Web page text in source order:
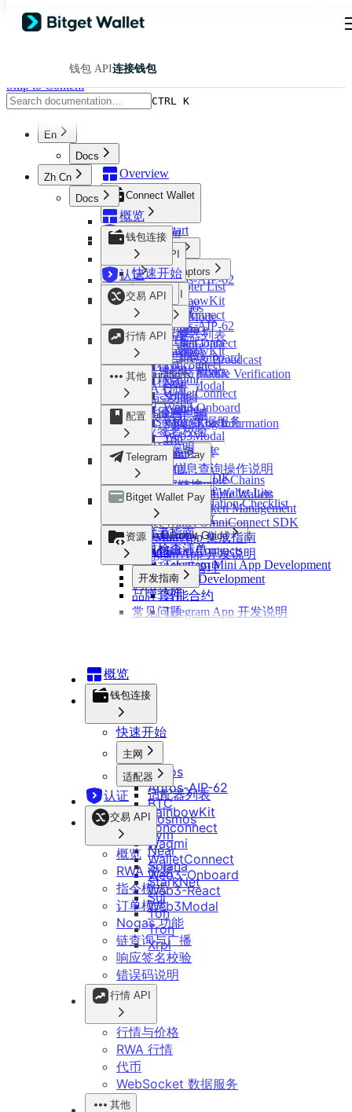
钱包 API连接钱包
Skip to Content
CTRL K
En
Docs
Overview
Connect Wallet
Quick Start
Mainnets
Aptos
Aptos-AIP-62
BTC
Cosmos
Evm
Near
Solana
StarkNet
Sui
Ton
Tron
Xrpl
Wallet Adaptors
Adapter List
RainbowKit
TonConnect
Wagmi
WalletConnect
Web3-Onboard
Web3-React
Web3Modal
Certification
Trading API
Overview
RWA Trading
Instruction Mode
Order Mode
Nogas Feature
Chain Query & Broadcast
Response Signature Verification
Error Codes
Markets API
Market & Price
RWA Market Data
Token
WebSocket Service
Resources
Change Logs
Configurations
Chain Config
Cross-Chain Log Information
Deeplink
Developer Tools
Link Parameters
Managing Multiple Chains
Connecting Multiple Wallets
Mainnet and Token Management
Invoke Transfer
Telegram
Bitget Wallet Lite
OmniConnect
OmniConnect SDK
Ton Mini App
Ton Web App
Bitget Wallet Pay
Developer Guide
Integration Validation Checklist
Resources
Development Guide
Smart Contracts
Telegram Mini App Development
DApp Development
Brand Kit
FAQ
Zh Cn
Docs
概览
钱包连接
快速开始
主网
Aptos
Aptos-AIP-62
BTC
Cosmos
Evm
Near
Solana
StarkNet
Sui
Ton
Tron
Xrpl
适配器
适配器列表
RainbowKit
Tonconnect
Wagmi
WalletConnect
Web3-Onboard
Web3-React
Web3Modal
认证
交易 API
概览
RWA 交易
指令模式
订单模式
Nogas 功能
链查询与广播
响应签名校验
错误码说明
行情 API
行情与价格
RWA 行情
代币
WebSocket 数据服务
其他
更新日志
配置
链配置信息
跨链log信息查询操作说明
Bitget 深链接
开发工具
Bitget 链接参数
多链 DApp
多钱包
主网和代币管理
调用转账
Telegram
继续集成 Bitget Wallet Lite
OmniConnect
Bitget Wallet OmniConnect SDK
Ton Mini App 集成指南
Telegram App 开发说明
Bitget Wallet Pay
开发者指南
集成检查清单
资源
开发指南
智能合约
Telegram App 开发说明
品牌套件
常见问题
概览
钱包连接
快速开始
主网
Aptos
Aptos-AIP-62
BTC
Cosmos
Evm
Near
Solana
StarkNet
Sui
Ton
Tron
Xrpl
适配器
适配器列表
RainbowKit
Tonconnect
Wagmi
WalletConnect
Web3-Onboard
Web3-React
Web3Modal
认证
交易 API
概览
RWA 交易
指令模式
订单模式
Nogas 功能
链查询与广播
响应签名校验
错误码说明
行情 API
行情与价格
RWA 行情
代币
WebSocket 数据服务
其他